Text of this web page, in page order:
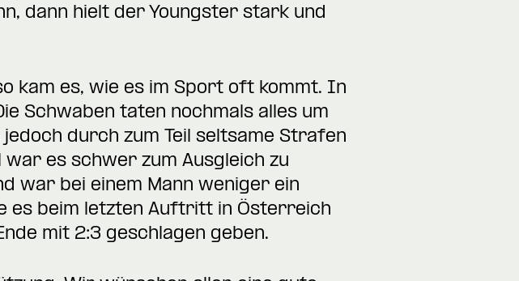
dann hielt der Youngster stark und
kam es, wie es im Sport oft kommt. In
Schwaben taten nochmals alles um
durch zum Teil seltsame Strafen
es schwer zum Ausgleich zu
war bei einem Mann weniger ein
es beim letzten Auftritt in Österreich
mit 2:3 geschlagen geben.